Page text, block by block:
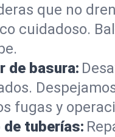
que no
cuidadoso.
de basura:
fugas y
de tuberías: